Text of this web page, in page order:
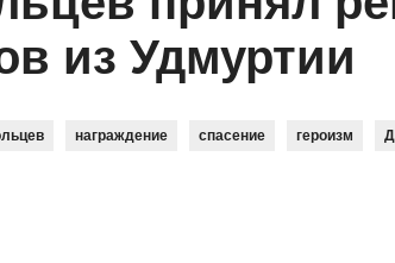
из Удмуртии
награждение спасение героизм